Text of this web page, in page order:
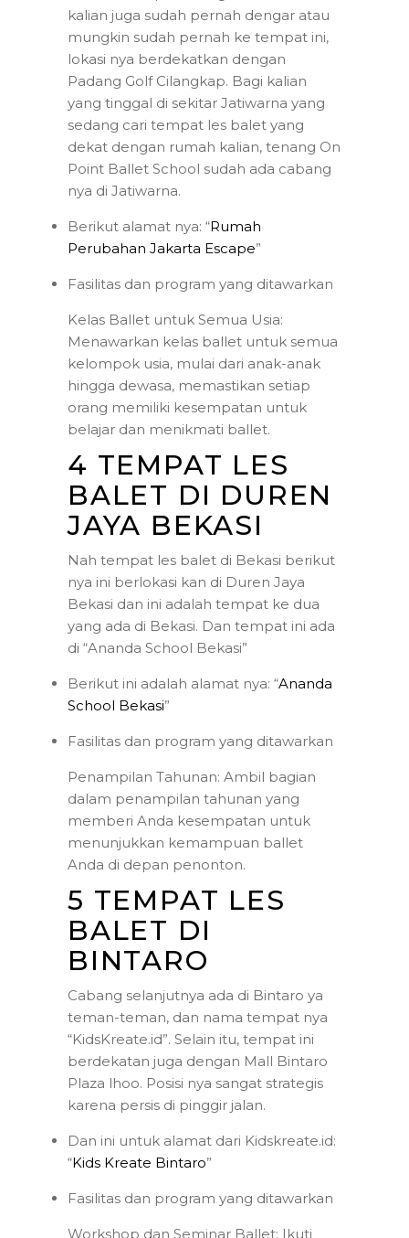
kalian juga sudah pernah dengar atau
mungkin sudah pernah ke tempat ini,
lokasi nya berdekatkan dengan
Padang Golf Cilangkap. Bagi kalian
yang tinggal di sekitar Jatiwarna yang
sedang cari tempat les balet yang
dekat dengan rumah kalian, tenang On
Point Ballet School sudah ada cabang
nya di Jatiwarna.
Berikut alamat nya: “Rumah
Perubahan Jakarta Escape”
Fasilitas dan program yang ditawarkan
Kelas Ballet untuk Semua Usia:
Menawarkan kelas ballet untuk semua
kelompok usia, mulai dari anak-anak
hingga dewasa, memastikan setiap
orang memiliki kesempatan untuk
belajar dan menikmati ballet.
4 TEMPAT LES
BALET DI DUREN
JAYA BEKASI
Nah tempat les balet di Bekasi berikut
nya ini berlokasi kan di Duren Jaya
Bekasi dan ini adalah tempat ke dua
yang ada di Bekasi. Dan tempat ini ada
di “Ananda School Bekasi”
Berikut ini adalah alamat nya: “Ananda
School Bekasi”
Fasilitas dan program yang ditawarkan
Penampilan Tahunan: Ambil bagian
dalam penampilan tahunan yang
memberi Anda kesempatan untuk
menunjukkan kemampuan ballet
Anda di depan penonton.
5 TEMPAT LES
BALET DI
BINTARO
Cabang selanjutnya ada di Bintaro ya
teman-teman, dan nama tempat nya
“KidsKreate.id”. Selain itu, tempat ini
berdekatan juga dengan Mall Bintaro
Plaza lhoo. Posisi nya sangat strategis
karena persis di pinggir jalan.
Dan ini untuk alamat dari Kidskreate.id:
“Kids Kreate Bintaro”
Fasilitas dan program yang ditawarkan
Workshop dan Seminar Ballet: Ikuti